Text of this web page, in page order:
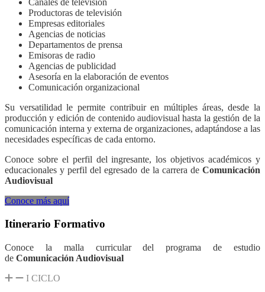
Canales de televisión
Productoras de televisión
Empresas editoriales
Agencias de noticias
Departamentos de prensa
Emisoras de radio
Agencias de publicidad
Asesoría en la elaboración de eventos
Comunicación organizacional
Su versatilidad le permite contribuir en múltiples áreas, desde la
producción y edición de contenido audiovisual hasta la gestión de la
comunicación interna y externa de organizaciones, adaptándose a las
necesidades específicas de cada entorno.
Conoce sobre el perfil del ingresante, los objetivos académicos y
educacionales y perfil del egresado de la carrera de Comunicación
Audiovisual
Conoce más aquí
Itinerario Formativo
Conoce la malla curricular del programa de estudio
de Comunicación Audiovisual
I CICLO